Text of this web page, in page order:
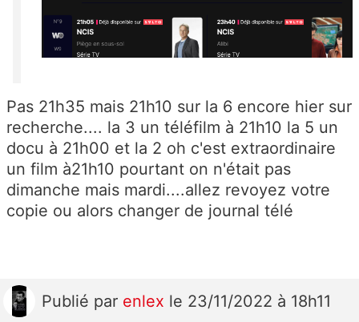
Pas 21h35 mais 21h10 sur la 6 encore hier sur
recherche.... la 3 un téléfilm à 21h10 la 5 un
docu à 21h00 et la 2 oh c'est extraordinaire
un film à21h10 pourtant on n'était pas
dimanche mais mardi....allez revoyez votre
copie ou alors changer de journal télé
Publié par enlex le 23/11/2022 à 18h11